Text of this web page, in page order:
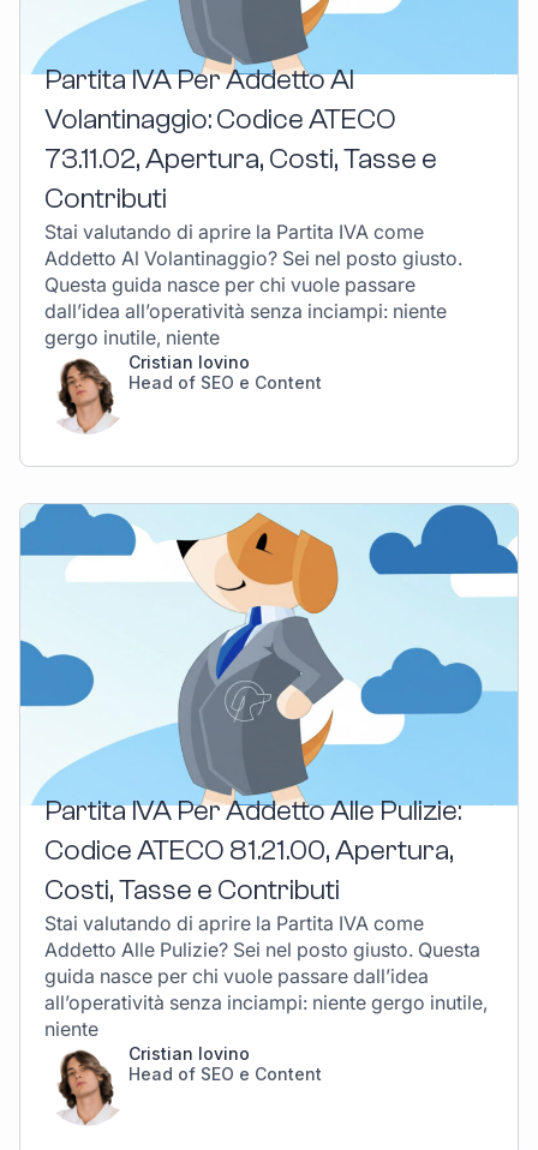
Partita IVA Per Addetto Al
Volantinaggio: Codice ATECO
73.11.02, Apertura, Costi, Tasse e
Contributi
Stai valutando di aprire la Partita IVA come
Addetto Al Volantinaggio? Sei nel posto giusto.
Questa guida nasce per chi vuole passare
dall’idea all’operatività senza inciampi: niente
gergo inutile, niente
Cristian Iovino
Head of SEO e Content
Partita IVA Per Addetto Alle Pulizie:
Codice ATECO 81.21.00, Apertura,
Costi, Tasse e Contributi
Stai valutando di aprire la Partita IVA come
Addetto Alle Pulizie? Sei nel posto giusto. Questa
guida nasce per chi vuole passare dall’idea
all’operatività senza inciampi: niente gergo inutile,
niente
Cristian Iovino
Head of SEO e Content